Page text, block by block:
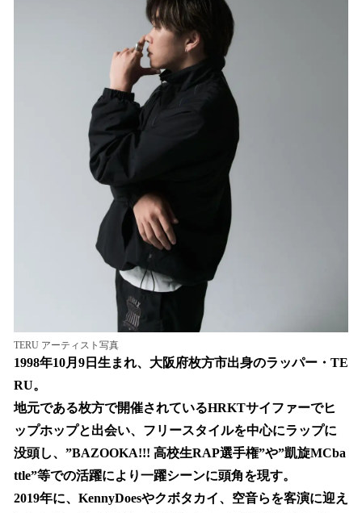
TERU アーティスト写真
1998年10月9日生まれ、大阪府枚方市出身のラッパー・TE
RU。
地元である枚方で開催されているHRKTサイファーでヒ
ップホップと出会い、フリースタイルを中心にラップに
没頭し、”BAZOOKA!!! 高校生RAP選手権”や”凱旋MCba
ttle”等での活躍により一躍シーンに頭角を現す。
2019年に、KennyDoesやクボタカイ、空音らを客演に迎え